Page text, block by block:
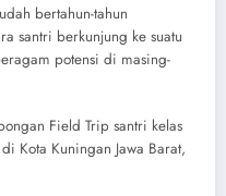
bertahun-tahun
santri berkunjung ke suatu
potensi di masing-
Field Trip santri kelas
Kota Kuningan Jawa Barat,